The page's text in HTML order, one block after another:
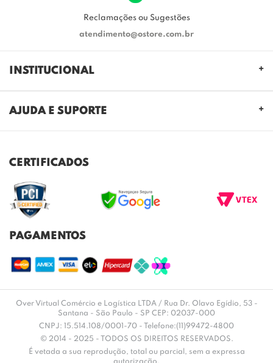
Reclamações ou Sugestões
atendimento@ostore.com.br
INSTITUCIONAL
REGULAMENTO CASHBACK
AJUDA E SUPORTE
TROCAS E DEVOLUÇÕES
ENVIO E ENTREGA
DÚVIDAS FREQUENTES
CERTIFICADOS
PAGAMENTOS
Over Virtual Comércio e Logística LTDA / Rua Dr. Olavo Egídio, 53 -
Santana - São Paulo - SP CEP: 02037-000
CNPJ: 15.514.108/0001-70 - Telefone:(11)99472-4800
© 2014 - 2025 - TODOS OS DIREITOS RESERVADOS.
É vetada a sua reprodução, total ou parcial, sem a expressa